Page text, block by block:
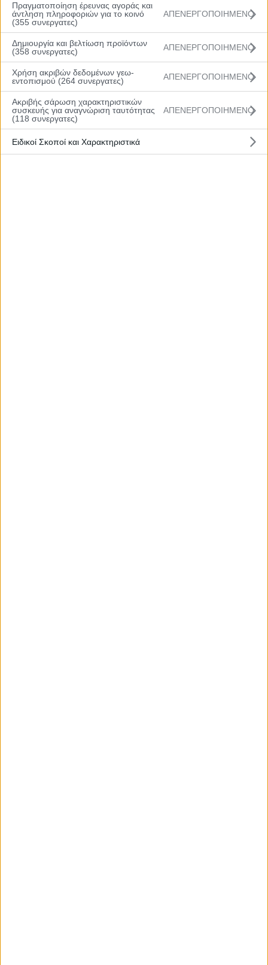
Πραγματοποίηση έρευνας αγοράς και
άντληση πληροφοριών για το κοινό
(355 συνεργατες)
ΑΠΕΝΕΡΓΟΠΟΙΗΜΕΝΟ
Δημιουργία και βελτίωση προϊόντων
(358 συνεργατες)
ΑΠΕΝΕΡΓΟΠΟΙΗΜΕΝΟ
Χρήση ακριβών δεδομένων γεω-
εντοπισμού (264 συνεργατες)
ΑΠΕΝΕΡΓΟΠΟΙΗΜΕΝΟ
Ακριβής σάρωση χαρακτηριστικών
συσκευής για αναγνώριση ταυτότητας
(118 συνεργατες)
ΑΠΕΝΕΡΓΟΠΟΙΗΜΕΝΟ
Ειδικοί Σκοποί και Χαρακτηριστικά
Follow Us